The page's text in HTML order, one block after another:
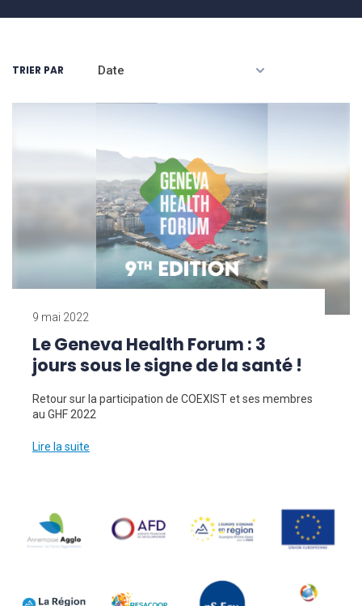
TRIER PAR
9 mai 2022
Le Geneva Health Forum : 3
jours sous le signe de la santé !
Retour sur la participation de COEXIST et ses membres
au GHF 2022
Lire la suite